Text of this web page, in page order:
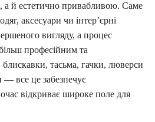
а й естетично привабливою. Саме
аксесуари чи інтер’єрні
вигляду, а процес
професійним та
блискавки, тасьма, гачки, люверси
— все це забезпечує
відкриває широке поле для